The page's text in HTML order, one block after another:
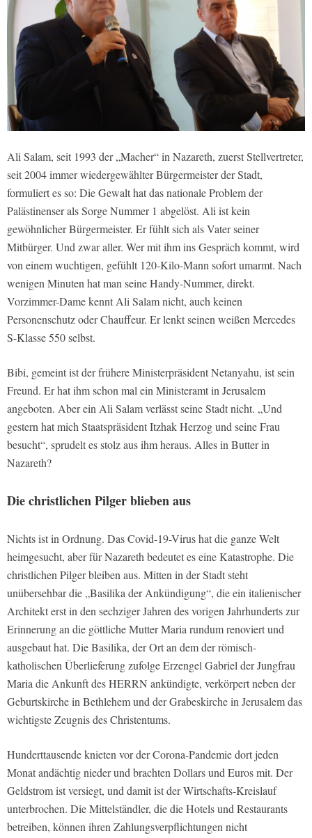
Ali Salam, seit 1993 der „Macher“ in Nazareth, zuerst Stellvertreter,
seit 2004 immer wiedergewählter Bürgermeister der Stadt,
formuliert es so: Die Gewalt hat das nationale Problem der
Palästinenser als Sorge Nummer 1 abgelöst. Ali ist kein
gewöhnlicher Bürgermeister. Er fühlt sich als Vater seiner
Mitbürger. Und zwar aller. Wer mit ihm ins Gespräch kommt, wird
von einem wuchtigen, gefühlt 120-Kilo-Mann sofort umarmt. Nach
wenigen Minuten hat man seine Handy-Nummer, direkt.
Vorzimmer-Dame kennt Ali Salam nicht, auch keinen
Personenschutz oder Chauffeur. Er lenkt seinen weißen Mercedes
S-Klasse 550 selbst.
Bibi, gemeint ist der frühere Ministerpräsident Netanyahu, ist sein
Freund. Er hat ihm schon mal ein Ministeramt in Jerusalem
angeboten. Aber ein Ali Salam verlässt seine Stadt nicht. „Und
gestern hat mich Staatspräsident Itzhak Herzog und seine Frau
besucht“, sprudelt es stolz aus ihm heraus. Alles in Butter in
Nazareth?
Die christlichen Pilger blieben aus
Nichts ist in Ordnung. Das Covid-19-Virus hat die ganze Welt
heimgesucht, aber für Nazareth bedeutet es eine Katastrophe. Die
christlichen Pilger bleiben aus. Mitten in der Stadt steht
unübersehbar die „Basilika der Ankündigung“, die ein italienischer
Architekt erst in den sechziger Jahren des vorigen Jahrhunderts zur
Erinnerung an die göttliche Mutter Maria rundum renoviert und
ausgebaut hat. Die Basilika, der Ort an dem der römisch-
katholischen Überlieferung zufolge Erzengel Gabriel der Jungfrau
Maria die Ankunft des HERRN ankündigte, verkörpert neben der
Geburtskirche in Bethlehem und der Grabeskirche in Jerusalem das
wichtigste Zeugnis des Christentums.
Hunderttausende knieten vor der Corona-Pandemie dort jeden
Monat andächtig nieder und brachten Dollars und Euros mit. Der
Geldstrom ist versiegt, und damit ist der Wirtschafts-Kreislauf
unterbrochen. Die Mittelständler, die die Hotels und Restaurants
betreiben, können ihren Zahlungsverpflichtungen nicht